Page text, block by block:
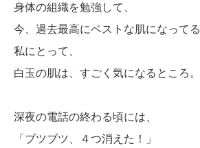
身体の組織を勉強して、
今、過去最高にベストな肌になってる
私にとって、
白玉の肌は、すごく気になるところ。
深夜の電話の終わる頃には、
「ブツブツ、４つ消えた！」